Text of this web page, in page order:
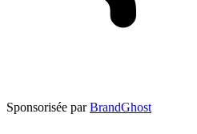
Sponsorisée par BrandGhost